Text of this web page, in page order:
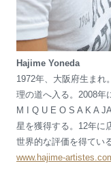
Hajime Yoneda
1972年、大阪府生まれ
理の道へ入る。2008年
M I Q U E O S A K A
星を獲得する。12年に
世界的な評価を得ている
www.hajime-